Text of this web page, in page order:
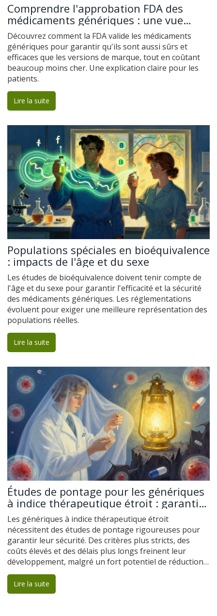
Comprendre l'approbation FDA des
médicaments génériques : une vue
d'ensemble simple
Découvrez comment la FDA valide les médicaments
génériques pour garantir qu'ils sont aussi sûrs et
efficaces que les versions de marque, tout en coûtant
beaucoup moins cher. Une explication claire pour les
patients.
Lire la suite
Populations spéciales en bioéquivalence
: impacts de l'âge et du sexe
Les études de bioéquivalence doivent tenir compte de
l'âge et du sexe pour garantir l'efficacité et la sécurité
des médicaments génériques. Les réglementations
évoluent pour exiger une meilleure représentation des
populations réelles.
Lire la suite
Études de pontage pour les génériques
à indice thérapeutique étroit : garantir
sécurité et efficacité
Les génériques à indice thérapeutique étroit
nécessitent des études de pontage rigoureuses pour
garantir leur sécurité. Des critères plus stricts, des
coûts élevés et des délais plus longs freinent leur
développement, malgré un fort potentiel de réduction
des coûts pour les systèmes de santé.
Lire la suite